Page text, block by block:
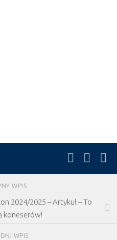
WPIS
2024/2025 – Artykuł – To
koneserów!
WPIS